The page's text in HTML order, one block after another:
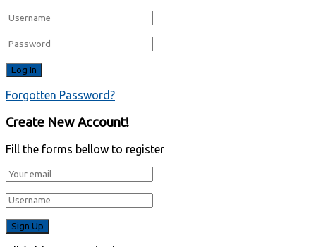
Forgotten Password?
Create New Account!
Fill the forms bellow to register